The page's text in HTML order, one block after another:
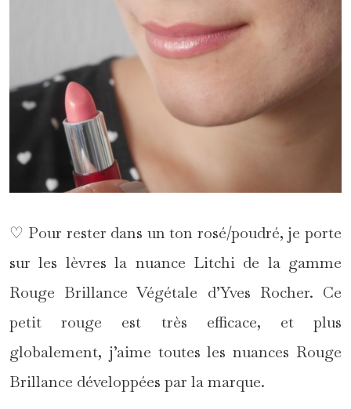
♡ Pour rester dans un ton rosé/poudré, je porte
sur les lèvres la nuance Litchi de la gamme
Rouge Brillance Végétale d’Yves Rocher. Ce
petit rouge est très efficace, et plus
globalement, j’aime toutes les nuances Rouge
Brillance développées par la marque.